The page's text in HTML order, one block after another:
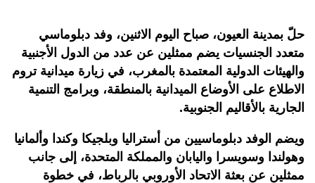
حلّ بمدينة العيون، صباح اليوم الاثنين، وفد دبلوماسي
متعدد الجنسيات يضم ممثلين عن عدد من الدول الأجنبية
والهيئات الدولية المعتمدة بالمغرب، في زيارة ميدانية تروم
الاطلاع على الأوضاع الميدانية بالمنطقة، وبرامج التنمية
الجارية بالأقاليم الجنوبية.
ويضم الوفد دبلوماسيين من أستراليا وبلجيكا وكندا وألمانيا
وهولندا وسويسرا واليابان والمملكة المتحدة، إلى جانب
ممثلين عن بعثة الاتحاد الأوروبي بالرباط، في خطوة